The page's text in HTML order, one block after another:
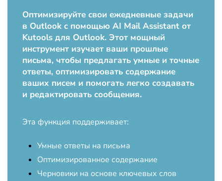
Оптимизируйте свои ежедневные задачи
в Outlook с помощью AI Mail Assistant от
Kutools для Outlook. Этот мощный
инструмент изучает ваши прошлые
письма, чтобы предлагать умные и точные
ответы, оптимизировать содержание
ваших писем и помогать легко создавать
и редактировать сообщения.
Эта функция поддерживает:
Умные ответы на письма
Оптимизированное содержание
Черновики на основе ключевых слов